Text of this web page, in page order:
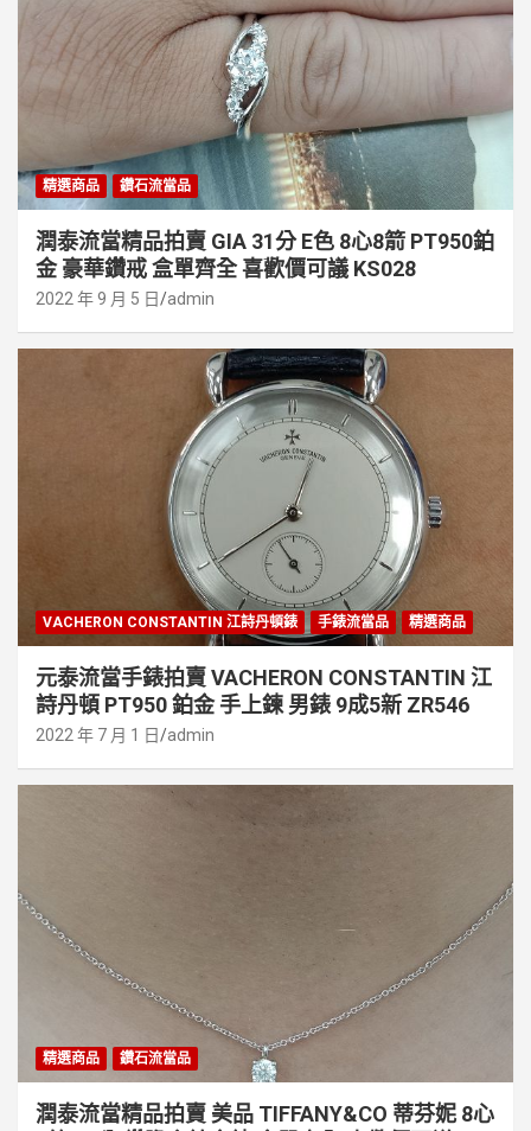
精選商品 鑽石流當品
潤泰流當精品拍賣 GIA 31分 E色 8心8箭 PT950鉑
金 豪華鑽戒 盒單齊全 喜歡價可議 KS028
2022 年 9 月 5 日 admin
VACHERON CONSTANTIN 江詩丹頓錶 手錶流當品 精選商品
元泰流當手錶拍賣 VACHERON CONSTANTIN 江
詩丹頓 PT950 鉑金 手上鍊 男錶 9成5新 ZR546
2022 年 7 月 1 日 admin
精選商品 鑽石流當品
潤泰流當精品拍賣 美品 TIFFANY&CO 蒂芬妮 8心